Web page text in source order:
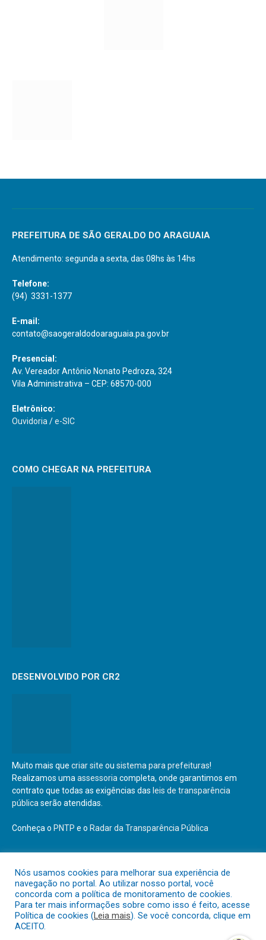
PREFEITURA DE SÃO GERALDO DO ARAGUAIA
Atendimento: segunda a sexta, das 08hs às 14hs
Telefone:
(94) 3331-1377
E-mail:
contato@saogeraldodoaraguaia.pa.gov.br
Presencial:
Av. Vereador Antônio Nonato Pedroza, 324
Vila Administrativa – CEP: 68570-000
Eletrônico:
Ouvidoria /e-SIC
COMO CHEGAR NA PREFEITURA
DESENVOLVIDO POR CR2
Muito mais que criar site ou sistema para prefeituras!
Realizamos uma assessoria completa, onde garantimos em
contrato que todas as exigências das leis de transparência
pública serão atendidas.
Conheça o PNTP e o Radar da Transparência Pública
Todos os direitos reservados a Prefeitura Municipal de São Geraldo
do Araguaia
Mapa do Site
Nós usamos cookies para melhorar sua experiência de
navegação no portal. Ao utilizar nosso portal, você
concorda com a política de monitoramento de cookies.
Para ter mais informações sobre como isso é feito, acesse
Política de cookies (Leia mais). Se você concorda, clique em
ACEITO.